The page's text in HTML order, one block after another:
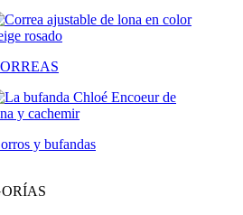
y bufandas